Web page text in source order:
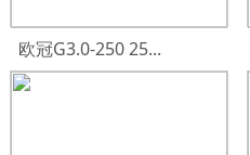
欧冠G3.0-250 25...